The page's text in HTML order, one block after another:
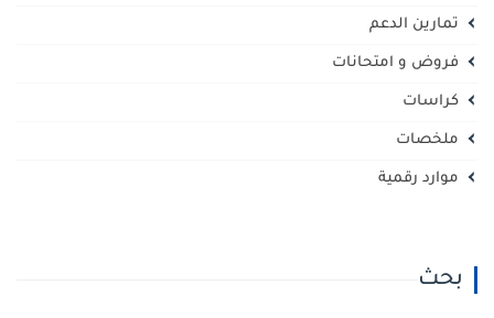
تمارين الدعم
فروض و امتحانات
كراسات
ملخصات
موارد رقمية
بحث